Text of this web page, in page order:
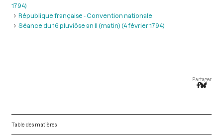
1794)
République française - Convention nationale
Séance du 16 pluviôse an II (matin) (4 février 1794)
Partager
Table des matières